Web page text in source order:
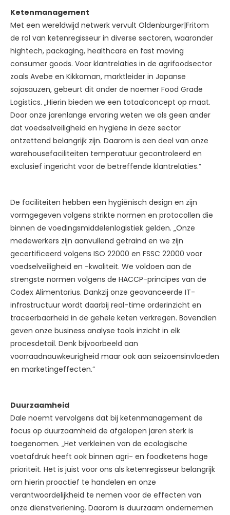
Ketenmanagement
Met een wereldwijd netwerk vervult Oldenburger|Fritom
de rol van ketenregisseur in diverse sectoren, waaronder
hightech, packaging, healthcare en fast moving
consumer goods. Voor klantrelaties in de agrifoodsector
zoals Avebe en Kikkoman, marktleider in Japanse
sojasauzen, gebeurt dit onder de noemer Food Grade
Logistics. „Hierin bieden we een totaalconcept op maat.
Door onze jarenlange ervaring weten we als geen ander
dat voedselveiligheid en hygiëne in deze sector
ontzettend belangrijk zijn. Daarom is een deel van onze
warehousefaciliteiten temperatuur gecontroleerd en
exclusief ingericht voor de betreffende klantrelaties.”
De faciliteiten hebben een hygiënisch design en zijn
vormgegeven volgens strikte normen en protocollen die
binnen de voedingsmiddelenlogistiek gelden. „Onze
medewerkers zijn aanvullend getraind en we zijn
gecertificeerd volgens ISO 22000 en FSSC 22000 voor
voedselveiligheid en -kwaliteit. We voldoen aan de
strengste normen volgens de HACCP-principes van de
Codex Alimentarius. Dankzij onze geavanceerde IT-
infrastructuur wordt daarbij real-time orderinzicht en
traceerbaarheid in de gehele keten verkregen. Bovendien
geven onze business analyse tools inzicht in elk
procesdetail. Denk bijvoorbeeld aan
voorraadnauwkeurigheid maar ook aan seizoensinvloeden
en marketingeffecten.”
Duurzaamheid
Dale noemt vervolgens dat bij ketenmanagement de
focus op duurzaamheid de afgelopen jaren sterk is
toegenomen. „Het verkleinen van de ecologische
voetafdruk heeft ook binnen agri- en foodketens hoge
prioriteit. Het is juist voor ons als ketenregisseur belangrijk
om hierin proactief te handelen en onze
verantwoordelijkheid te nemen voor de effecten van
onze dienstverlening. Daarom is duurzaam ondernemen